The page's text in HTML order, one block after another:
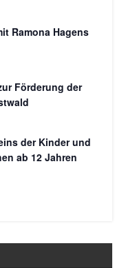
Ramona Hagens
Förderung der
der Kinder und
ab 12 Jahren